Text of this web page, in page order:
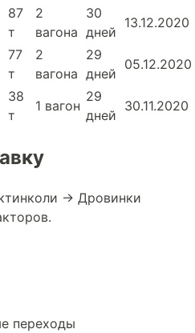
87
т
2
вагона
30
дней
13.12.2020
77
т
2
вагона
29
дней
05.12.2020
38
т
1 вагон
29
дней
30.11.2020
→ Дровинки
переходы